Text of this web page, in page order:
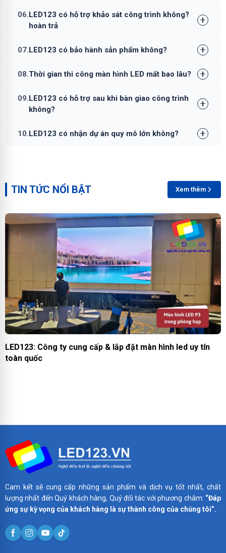
06.LED123 có hỗ trợ khảo sát công trình không?
hoàn trả
07.LED123 có bảo hành sản phẩm không?
08.Thời gian thi công màn hình LED mất bao lâu?
09.LED123 có hỗ trợ sau khi bàn giao công trình
không?
10.LED123 có nhận dự án quy mô lớn không?
TIN TỨC NỔI BẬT Xem thêm
LED123: Công ty cung cấp & lắp đặt màn hình led uy tín
toàn quốc
Cam kết sẽ cung cấp những sản phẩm và dịch vụ tốt nhất, chất
lượng nhất đến Quý khách hàng, Quý đối tác với phương châm: “Đáp
ứng sự kỳ vọng của khách hàng là sự thành công của chúng tôi”.